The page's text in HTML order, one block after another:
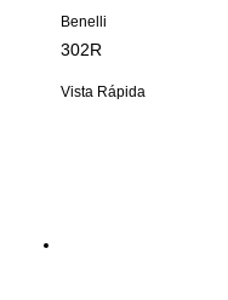
Benelli
302R
Vista Rápida